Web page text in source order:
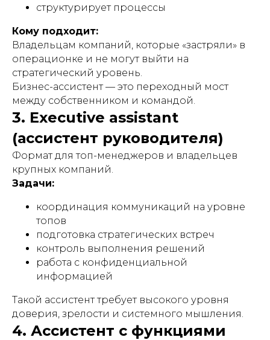
структурирует процессы
Кому подходит:
Владельцам компаний, которые «застряли» в
операционке и не могут выйти на
стратегический уровень.
Бизнес-ассистент — это переходный мост
между собственником и командой.
3. Executive assistant
(ассистент руководителя)
Формат для топ-менеджеров и владельцев
крупных компаний.
Задачи:
координация коммуникаций на уровне
топов
подготовка стратегических встреч
контроль выполнения решений
работа с конфиденциальной
информацией
Такой ассистент требует высокого уровня
доверия, зрелости и системного мышления.
4. Ассистент с функциями